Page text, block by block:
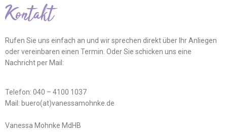
Kontakt
Rufen Sie uns einfach an und wir sprechen direkt über Ihr Anliegen
oder vereinbaren einen Termin. Oder Sie schicken uns eine
Nachricht per Mail:
Telefon: 040 – 4100 1037
Mail: buero(at)vanessamohnke.de
Vanessa Mohnke MdHB